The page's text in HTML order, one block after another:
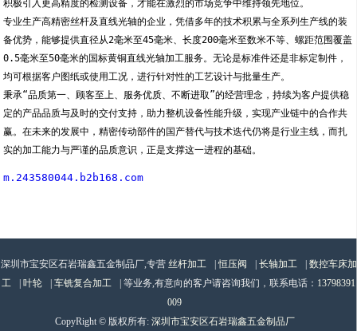
积极引入更高精度的检测设备，才能在激烈的市场竞争中维持领先地位。
专业生产高精密丝杆及直线光轴的企业，凭借多年的技术积累与全系列生产线的装
备优势，能够提供直径从2毫米至45毫米、长度200毫米至数米不等、螺距范围覆盖
0.5毫米至50毫米的国标黄铜直线光轴加工服务。无论是标准件还是非标定制件，
均可根据客户图纸或使用工况，进行针对性的工艺设计与批量生产。
秉承“品质第一、顾客至上、服务优质、不断进取”的经营理念，持续为客户提供稳
定的产品品质与及时的交付支持，助力整机设备性能升级，实现产业链中的合作共
赢。在未来的发展中，精密传动部件的国产替代与技术迭代仍将是行业主线，而扎
实的加工能力与严谨的品质意识，正是支撑这一进程的基础。
m.243580044.b2b168.com
深圳市宝安区石岩瑞鑫五金制品厂,专营 丝杆加工 |恒压阀 长轴加工
数控车床加
工
叶轮 车铣复合加工 | 等业务,有意向的客户请咨询我们，联系电话： 13798391
009
CopyRight © 版权所有: 深圳市宝安区石岩瑞鑫五金制品厂